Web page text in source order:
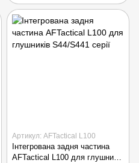
Артикул: AFTactical L100
Інтегрована задня частина
AFTactical L100 для глушників